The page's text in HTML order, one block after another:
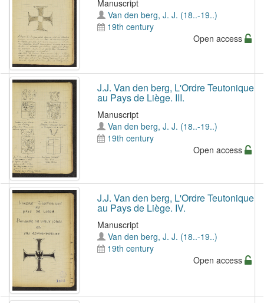
Manuscript
Van den berg, J. J. (18..-19..)
19th century
Open access
J.J. Van den berg, L'Ordre Teutonique
au Pays de Liège. III.
Manuscript
Van den berg, J. J. (18..-19..)
19th century
Open access
J.J. Van den berg, L'Ordre Teutonique
au Pays de Liège. IV.
Manuscript
Van den berg, J. J. (18..-19..)
19th century
Open access